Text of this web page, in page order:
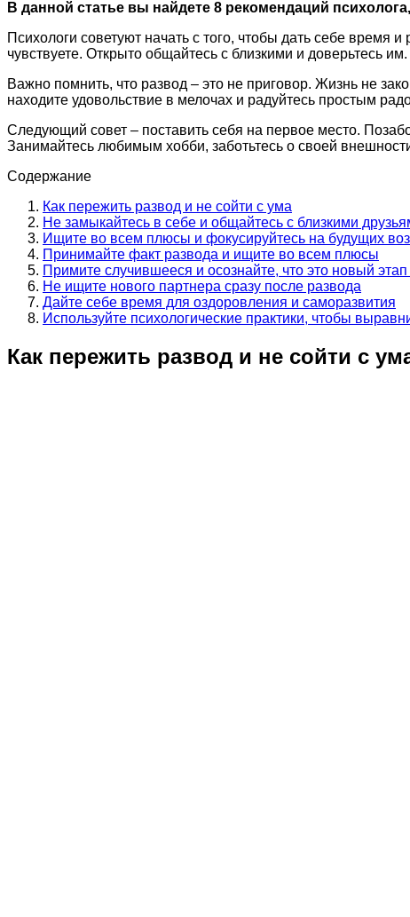
В данной статье вы найдете 8 рекомендаций
Психологи советуют начать с того, чтобы дать себе время
чувствуете. Открыто общайтесь с близкими и доверьтесь
Важно помнить, что развод – это не приговор. Жизнь не
находите удовольствие в мелочах и радуйтесь простым
Следующий совет – поставить себя на первое место.
Занимайтесь любимым хобби, заботьтесь о своей
Содержание
Как пережить развод и не сойти с ума
Не замыкайтесь в себе и общайтесь с близкими
Ищите во всем плюсы и фокусируйтесь на будущих
Принимайте факт развода и ищите во всем плюсы
Примите случившееся и осознайте, что это новый
Не ищите нового партнера сразу после развода
Дайте себе время для оздоровления и саморазвития
Используйте психологические практики, чтобы
Как пережить развод и не сойти с